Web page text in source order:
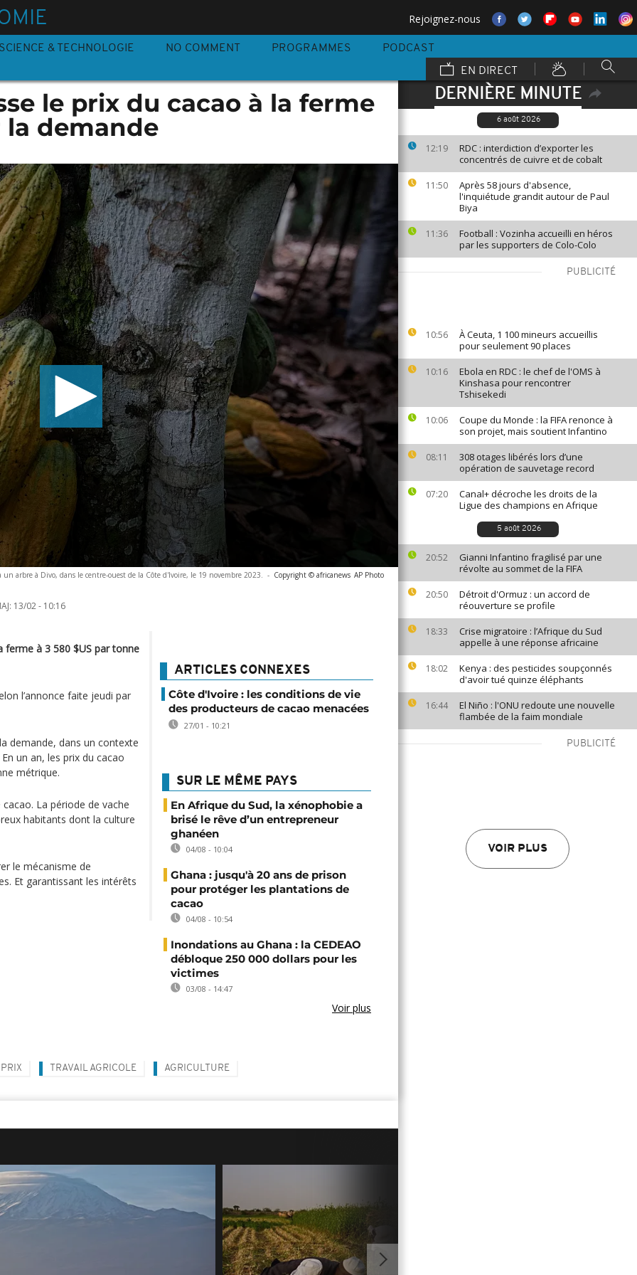
Rejoignez-nous
SCIENCE & TECHNOLOGIE NO COMMENT PROGRAMMES
PODCAST
EN DIRECT
DERNIÈRE MINUTE
6 août 2026
12:19
RDC : interdiction d’exporter les
concentrés de cuivre et de cobalt
11:50
Après 58 jours d'absence,
l'inquiétude grandit autour de Paul
Biya
11:36
Football : Vozinha accueilli en héros
par les supporters de Colo-Colo
PUBLICITÉ
10:56
À Ceuta, 1 100 mineurs accueillis
pour seulement 90 places
10:16
Ebola en RDC : le chef de l'OMS à
Kinshasa pour rencontrer
Tshisekedi
10:06
Coupe du Monde : la FIFA renonce à
son projet, mais soutient Infantino
08:11
308 otages libérés lors d’une
opération de sauvetage record
07:20
Canal+ décroche les droits de la
Ligue des champions en Afrique
5 août 2026
20:52
Gianni Infantino fragilisé par une
révolte au sommet de la FIFA
20:50
Détroit d'Ormuz : un accord de
réouverture se profile
18:33
Crise migratoire : l’Afrique du Sud
appelle à une réponse africaine
18:02
Kenya : des pesticides soupçonnés
d'avoir tué quinze éléphants
16:44
El Niño : l'ONU redoute une nouvelle
flambée de la faim mondiale
PUBLICITÉ
VOIR PLUS
le prix du cacao à la ferme
demande
un arbre à Divo, dans le centre-ouest de la Côte d'Ivoire, le 19 novembre 2023. - Copyright © africanews AP Photo
13/02 - 10:16
ferme à 3 580 $US par tonne
l’annonce faite jeudi par
demande, dans un contexte
un an, les prix du cacao
métrique.
La période de vache
habitants dont la culture
le mécanisme de
Et garantissant les intérêts
ARTICLES CONNEXES
Côte d'Ivoire : les conditions de vie
des producteurs de cacao menacées
27/01 - 10:21
SUR LE MÊME PAYS
En Afrique du Sud, la xénophobie a
brisé le rêve d’un entrepreneur
ghanéen
04/08 - 10:04
Ghana : jusqu'à 20 ans de prison
pour protéger les plantations de
cacao
04/08 - 10:54
Inondations au Ghana : la CEDEAO
débloque 250 000 dollars pour les
victimes
03/08 - 14:47
Voir plus
PRIX TRAVAIL AGRICOLE AGRICULTURE